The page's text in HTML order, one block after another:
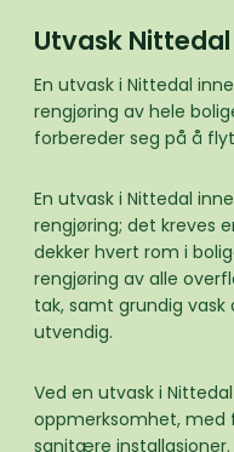
Utvask Nittedal
En utvask i Nittedal
rengjøring av hele
forbereder seg på å
En utvask i Nittedal
rengjøring; det kreves
dekker hvert rom i
rengjøring av alle
tak, samt grundig
utvendig.
Ved en utvask i
oppmerksomhet, med
sanitære installasjoner.